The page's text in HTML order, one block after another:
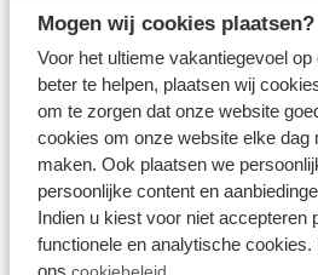
Mogen wij cookies plaatsen?
Voor het ultieme vakantiegevoel
beter te helpen, plaatsen wij
om te zorgen dat onze website
cookies om onze website elke dag
maken. Ook plaatsen we
persoonlijke content en
Indien u kiest voor niet accepteren
functionele en analytische
Tretbootverleih
Mehr sehen
In der Nähe des Parks